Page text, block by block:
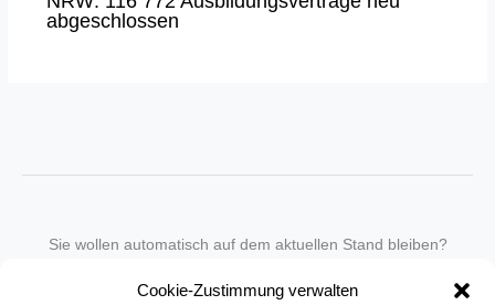
Cookie-Zustimmung verwalten
abgeschlossen
Sie wollen automatisch auf dem aktuellen Stand bleiben?
in unseren Newsletter-Service auf.